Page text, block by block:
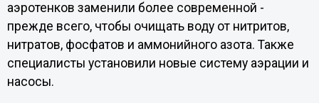
аэротенков заменили более современной -
прежде всего, чтобы очищать воду от нитритов,
нитратов, фосфатов и аммонийного азота. Также
специалисты установили новые систему аэрации и
насосы.